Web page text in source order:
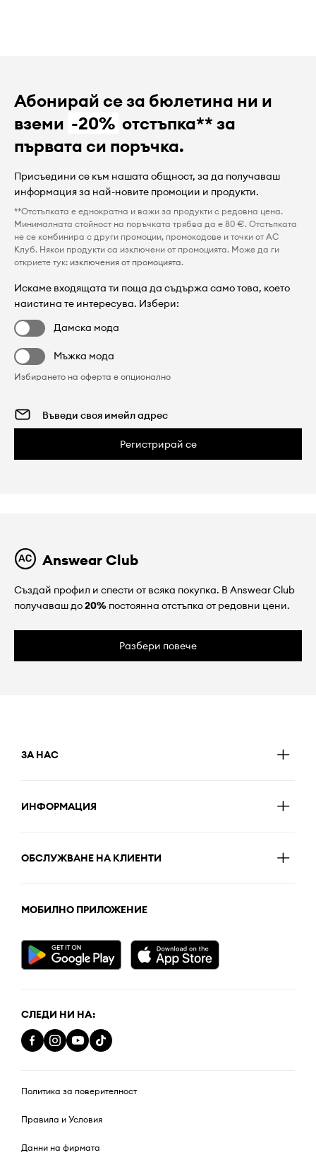
Абонирай се за бюлетина ни и
вземи -20% отстъпка** за
първата си поръчка.
Присъедини се към нашата общност, за да получаваш
информация за най-новите промоции и продукти.
**Отстъпката е еднократна и важи за продукти с редовна цена.
Минималната стойност на поръчката трябва да е 80 €. Отстъпката
не се комбинира с други промоции, промокодове и точки от AC
Клуб. Някои продукти са изключени от промоцията. Може да ги
откриете тук: изключения от промоцията.
Искаме входящата ти поща да съдържа само това, което
наистина те интересува. Избери:
Дамска мода
Мъжка мода
Избирането на оферта е опционално
Регистрирай се
Answear Club
Създай профил и спести от всяка покупка. В Answear Club
получаваш до20% постоянна отстъпка от редовни цени.
Разбери повече
ЗА НАС
ИНФОРМАЦИЯ
ОБСЛУЖВАНЕ НА КЛИЕНТИ
МОБИЛНО ПРИЛОЖЕНИЕ
СЛЕДИ НИ НА:
Политика за поверителност
Правила и Условия
Данни на фирмата